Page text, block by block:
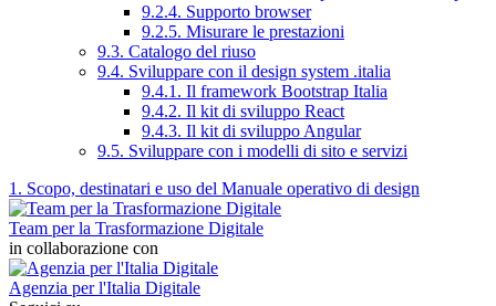
9.2.4. Supporto browser
9.2.5. Misurare le prestazioni
9.3. Catalogo del riuso
9.4. Sviluppare con il design system .italia
9.4.1. Il framework Bootstrap Italia
9.4.2. Il kit di sviluppo React
9.4.3. Il kit di sviluppo Angular
9.5. Sviluppare con i modelli di sito e servizi
1. Scopo, destinatari e uso del Manuale operativo di design
Team per la Trasformazione Digitale
in collaborazione con
Agenzia per l'Italia Digitale